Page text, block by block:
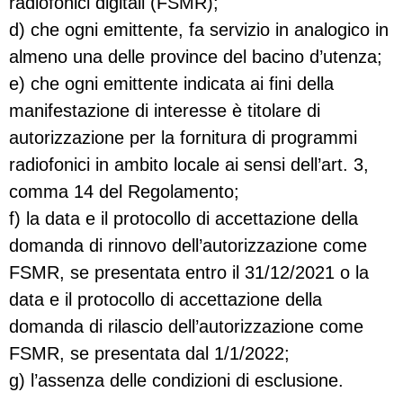
d) che ogni emittente, fa servizio in analogico in
almeno una delle province del bacino d’utenza;
e) che ogni emittente indicata ai fini della
manifestazione di interesse è titolare di
autorizzazione per la fornitura di programmi
radiofonici in ambito locale ai sensi dell’art. 3,
comma 14 del Regolamento;
f) la data e il protocollo di accettazione della
domanda di rinnovo dell’autorizzazione come
FSMR, se presentata entro il 31/12/2021 o la
data e il protocollo di accettazione della
domanda di rilascio dell’autorizzazione come
FSMR, se presentata dal 1/1/2022;
g) l’assenza delle condizioni di esclusione.